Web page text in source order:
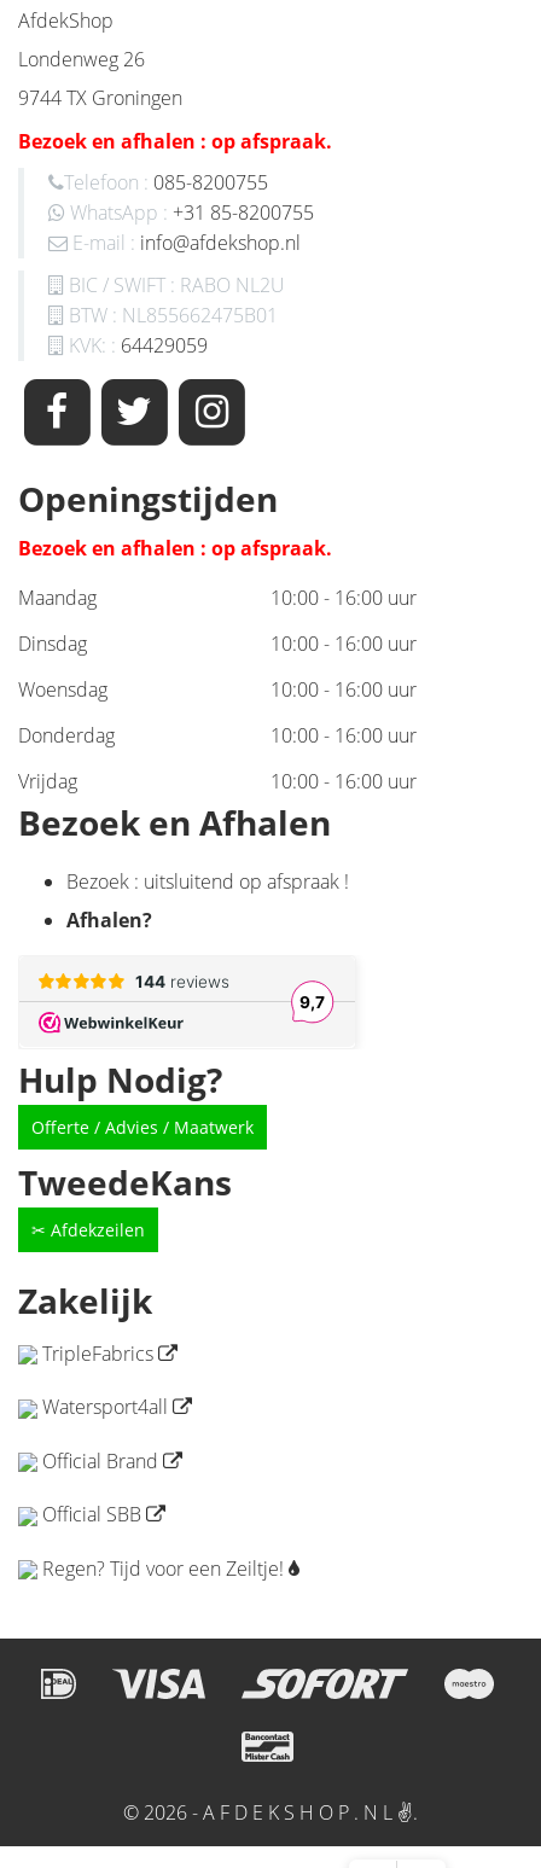
AfdekShop
Londenweg 26
9744 TX Groningen
Bezoek en afhalen : op afspraak.
Telefoon : 085-8200755
WhatsApp : +31 85-8200755
E-mail : info@afdekshop.nl
BIC / SWIFT : RABO NL2U
BTW : NL855662475B01
KVK: : 64429059
Openingstijden
Bezoek en afhalen : op afspraak.
Maandag
10:00 - 16:00 uur
Dinsdag
10:00 - 16:00 uur
Woensdag
10:00 - 16:00 uur
Donderdag
10:00 - 16:00 uur
Vrijdag
10:00 - 16:00 uur
Bezoek en Afhalen
Bezoek : uitsluitend op afspraak !
Afhalen?
Hulp Nodig?
Offerte / Advies / Maatwerk
TweedeKans
✂ Afdekzeilen
Zakelijk
TripleFabrics
Watersport4all
Official Brand
Official SBB
Regen? Tijd voor een Zeiltje!
© 2026 - A F D E K S H O P . N L ✌.